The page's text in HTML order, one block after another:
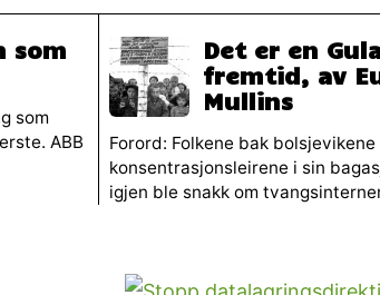
som
som
ABB
Det er en
fremtid, av
Mullins
Forord: Folkene bak
konsentrasjonsleirene i sin
igjen ble snakk om